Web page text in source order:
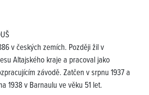
v českých zemích. Později žil v
Altajského kraje a pracoval jako
závodě. Zatčen v srpnu 1937 a
1938 v Barnaulu ve věku 51 let.